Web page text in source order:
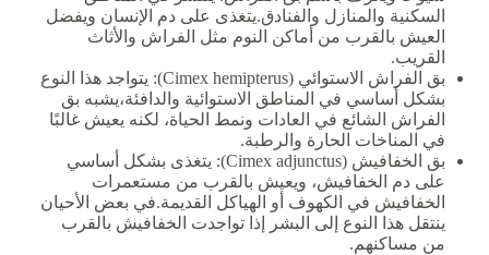
السكنية والمنازل والفنادق.يتغذى على دم الإنسان ويفضل
العيش بالقرب من أماكن النوم مثل الفراش والأثاث
القريب.
بق الفراش الاستوائي (Cimex hemipterus): يتواجد هذا النوع
بشكل أساسي في المناطق الاستوائية والدافئة،يشبه بق
الفراش الشائع في العادات ونمط الحياة، لكنه يعيش غالبًا
في المناخات الحارة والرطبة.
بق الخفافيش (Cimex adjunctus): يتغذى بشكل أساسي
على دم الخفافيش، ويعيش بالقرب من مستعمرات
الخفافيش في الكهوف أو الهياكل القديمة.في بعض الأحيان
ينتقل هذا النوع إلى البشر إذا تواجدت الخفافيش بالقرب
من مساكنهم.